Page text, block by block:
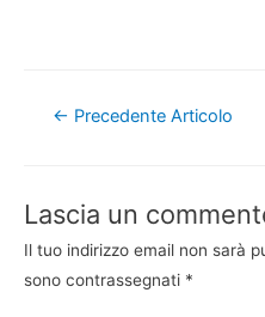
Navigazione
← Precedente Articolo
Lascia un
Il tuo indirizzo email non sarà
sono contrassegnati *